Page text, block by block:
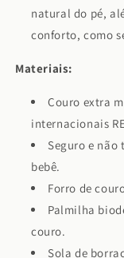
natural do pé,
conforto, como
Materiais:
Couro extra
internacionais
Seguro e não
bebê.
Forro de
Palmilha
couro.
Sola de